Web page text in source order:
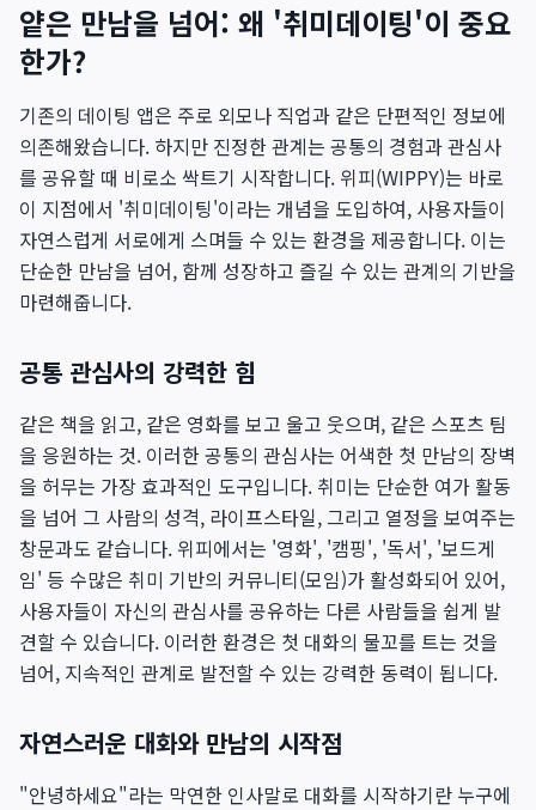
얕은 만남을 넘어: 왜 '취미데이팅'이 중요
한가?
기존의 데이팅 앱은 주로 외모나 직업과 같은 단편적인 정보에
의존해왔습니다. 하지만 진정한 관계는 공통의 경험과 관심사
를 공유할 때 비로소 싹트기 시작합니다. 위피(WIPPY)는 바로
이 지점에서 '취미데이팅'이라는 개념을 도입하여, 사용자들이
자연스럽게 서로에게 스며들 수 있는 환경을 제공합니다. 이는
단순한 만남을 넘어, 함께 성장하고 즐길 수 있는 관계의 기반을
마련해줍니다.
공통 관심사의 강력한 힘
같은 책을 읽고, 같은 영화를 보고 울고 웃으며, 같은 스포츠 팀
을 응원하는 것. 이러한 공통의 관심사는 어색한 첫 만남의 장벽
을 허무는 가장 효과적인 도구입니다. 취미는 단순한 여가 활동
을 넘어 그 사람의 성격, 라이프스타일, 그리고 열정을 보여주는
창문과도 같습니다. 위피에서는 '영화', '캠핑', '독서', '보드게
임' 등 수많은 취미 기반의 커뮤니티(모임)가 활성화되어 있어,
사용자들이 자신의 관심사를 공유하는 다른 사람들을 쉽게 발
견할 수 있습니다. 이러한 환경은 첫 대화의 물꼬를 트는 것을
넘어, 지속적인 관계로 발전할 수 있는 강력한 동력이 됩니다.
자연스러운 대화와 만남의 시작점
"안녕하세요"라는 막연한 인사말로 대화를 시작하기란 누구에